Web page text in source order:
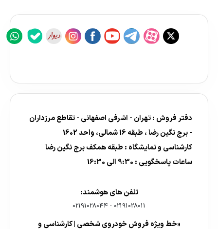
دفتر فروش : تهران - اشرفی اصفهانی - تقاطع مرزداران
- برج نگین رضا ، طبقه 16 شمالی، واحد 1602
کارشناسی و نمایشگاه : طبقه همکف برج نگین رضا
ساعات پاسخگویی : 9:30 الی 16:30
تلفن های هوشمند:
02191028011
-
02191028044
«خط ویژه فروش خودروی شخصی | کارشناسی و